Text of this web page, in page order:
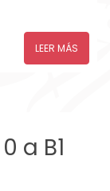
LEER MÁS
a B1